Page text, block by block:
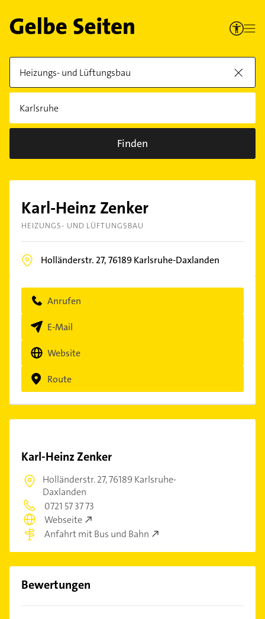
Finden
Karl-Heinz Zenker
HEIZUNGS- UND LÜFTUNGSBAU
Holländerstr. 27,76189Karlsruhe-Daxlanden
Anrufen
E-Mail
Website
Route
Karl-Heinz Zenker
Holländerstr. 27,76189 Karlsruhe-
Daxlanden
0721 57 37 73
Webseite
Anfahrt mit Bus und Bahn
Bewertungen